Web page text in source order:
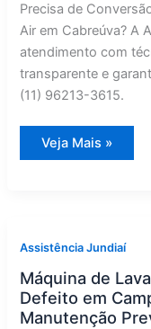
Precisa de
Air em Cabreúva? A
atendimento com
transparente e
(11) 96213-3615.
Conversão
de
em
Cabreúva
|
Assistência
Jundiaí
Veja Mais »
Assistência Jundiaí
Máquina de
Defeito em
Manutenção